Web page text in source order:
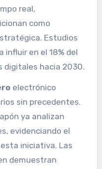
real,
como
Estudios
influir en el 18% del
digitales hacia 2030.
electrónico
sin precedentes.
ya analizan
evidenciando el
iniciativa. Las
demuestran